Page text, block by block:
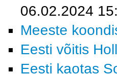
06.02.2024
Meeste
Eesti võitis
Eesti kaotas